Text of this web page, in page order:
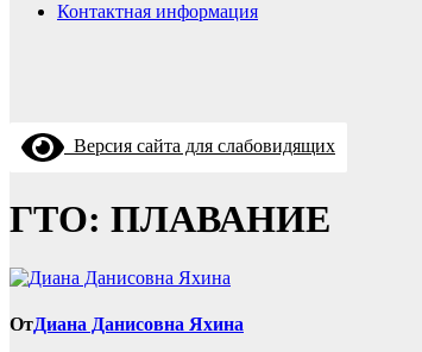
Контактная информация
Версия сайта для слабовидящих
ГТО: ПЛАВАНИЕ
ОтДиана Данисовна Яхина